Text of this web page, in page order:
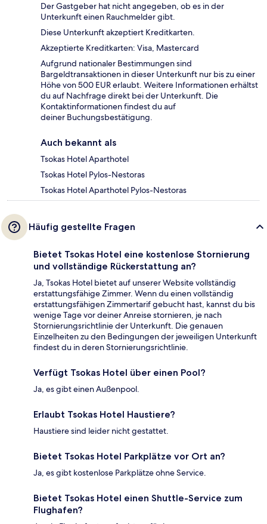
Der Gastgeber hat nicht angegeben, ob es in der
Unterkunft einen Rauchmelder gibt.
Diese Unterkunft akzeptiert Kreditkarten.
Akzeptierte Kreditkarten: Visa, Mastercard
Aufgrund nationaler Bestimmungen sind
Bargeldtransaktionen in dieser Unterkunft nur bis zu einer
Höhe von 500 EUR erlaubt. Weitere Informationen erhältst
du auf Nachfrage direkt bei der Unterkunft. Die
Kontaktinformationen findest du auf
deiner Buchungsbestätigung.
Auch bekannt als
Tsokas Hotel Aparthotel
Tsokas Hotel Pylos-Nestoras
Tsokas Hotel Aparthotel Pylos-Nestoras
Häufig gestellte Fragen
Bietet Tsokas Hotel eine kostenlose Stornierung
und vollständige Rückerstattung an?
Ja, Tsokas Hotel bietet auf unserer Website vollständig
erstattungsfähige Zimmer. Wenn du einen vollständig
erstattungsfähigen Zimmertarif gebucht hast, kannst du bis
wenige Tage vor deiner Anreise stornieren, je nach
Stornierungsrichtlinie der Unterkunft. Die genauen
Einzelheiten zu den Bedingungen der jeweiligen Unterkunft
findest du in deren Stornierungsrichtlinie.
Verfügt Tsokas Hotel über einen Pool?
Ja, es gibt einen Außenpool.
Erlaubt Tsokas Hotel Haustiere?
Haustiere sind leider nicht gestattet.
Bietet Tsokas Hotel Parkplätze vor Ort an?
Ja, es gibt kostenlose Parkplätze ohne Service.
Bietet Tsokas Hotel einen Shuttle-Service zum
Flughafen?